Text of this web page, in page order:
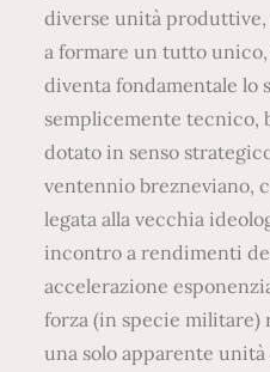
diverse unità
a formare un tutto
diventa fondamentale lo
semplicemente tecnico,
dotato in senso
ventennio brezneviano,
legata alla vecchia
incontro a rendimenti
accelerazione
forza (in specie militare)
una solo apparente unità